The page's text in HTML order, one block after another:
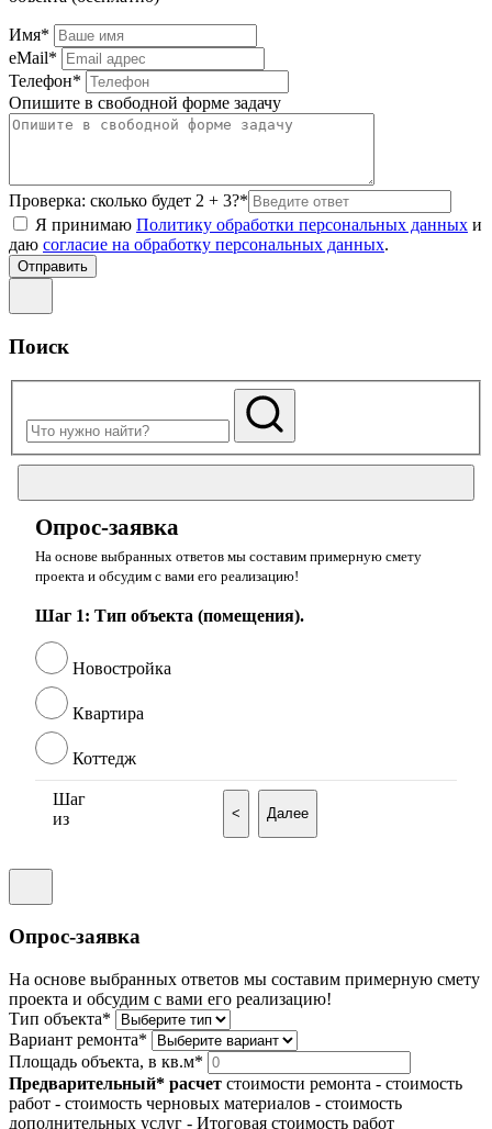
Имя*
eMail*
Телефон*
Опишите в свободной форме задачу
Проверка: сколько будет 2 + 3?*
Я принимаю Политику обработки персональных данных и
даю согласие на обработку персональных данных.
Поиск
Опрос-заявка
На основе выбранных ответов мы составим примерную смету
проекта и обсудим с вами его реализацию!
Шаг 1: Тип объекта (помещения).
Новостройка
Квартира
Коттедж
Шаг
из
< Далее
Опрос-заявка
На основе выбранных ответов мы составим примерную смету
проекта и обсудим с вами его реализацию!
Тип объекта*
Вариант ремонта*
Площадь объекта, в кв.м*
Предварительный* расчет стоимости ремонта - стоимость
работ - стоимость черновых материалов - стоимость
дополнительных услуг - Итоговая стоимость работ